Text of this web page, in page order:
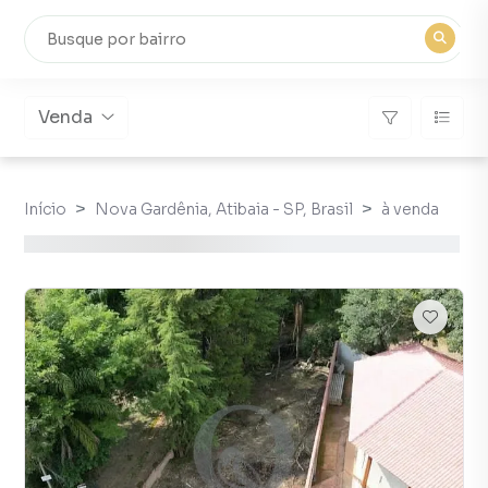
Venda
Início Nova Gardênia, Atibaia - SP, Brasil à venda